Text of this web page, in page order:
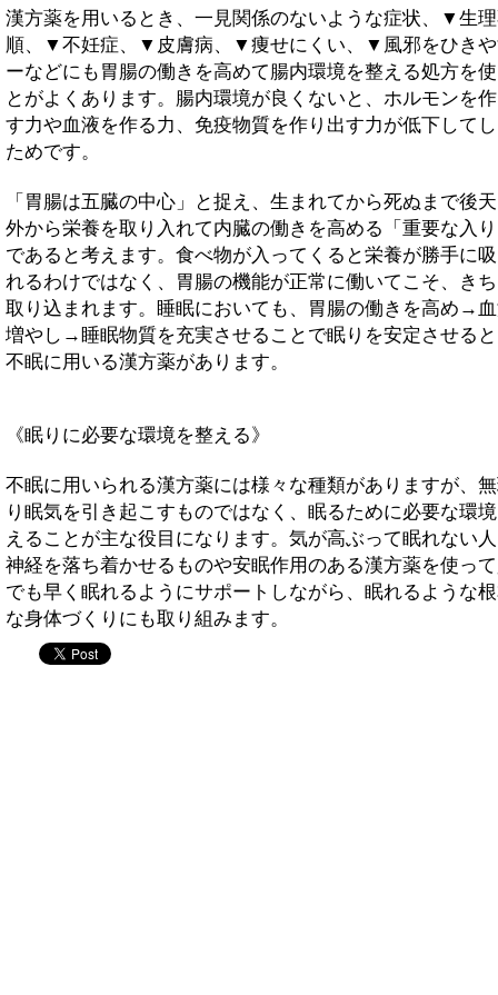
漢方薬を用いるとき、一見関係のないような症状、▼生
順、▼不妊症、▼皮膚病、▼痩せにくい、▼風邪をひき
ーなどにも胃腸の働きを高めて腸内環境を整える処方を
とがよくあります。腸内環境が良くないと、ホルモンを
す力や血液を作る力、免疫物質を作り出す力が低下して
ためです。
「胃腸は五臓の中心」と捉え、生まれてから死ぬまで後
外から栄養を取り入れて内臓の働きを高める「重要な入
であると考えます。食べ物が入ってくると栄養が勝手に
れるわけではなく、胃腸の機能が正常に働いてこそ、き
取り込まれます。睡眠においても、胃腸の働きを高め→
増やし→睡眠物質を充実させることで眠りを安定させる
不眠に用いる漢方薬があります。
《眠りに必要な環境を整える》
不眠に用いられる漢方薬には様々な種類がありますが、
り眠気を引き起こすものではなく、眠るために必要な環
えることが主な役目になります。気が高ぶって眠れない
神経を落ち着かせるものや安眠作用のある漢方薬を使っ
でも早く眠れるようにサポートしながら、眠れるような
な身体づくりにも取り組みます。